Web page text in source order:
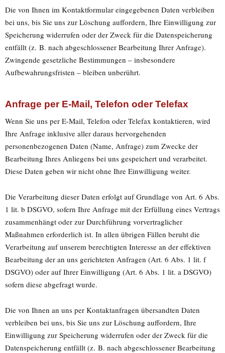
Die von Ihnen im Kontaktformular eingegebenen Daten verbleiben
bei uns, bis Sie uns zur Löschung auffordern, Ihre Einwilligung zur
Speicherung widerrufen oder der Zweck für die Datenspeicherung
entfällt (z. B. nach abgeschlossener Bearbeitung Ihrer Anfrage).
Zwingende gesetzliche Bestimmungen – insbesondere
Aufbewahrungsfristen – bleiben unberührt.
Anfrage per E-Mail, Telefon oder Telefax
Wenn Sie uns per E-Mail, Telefon oder Telefax kontaktieren, wird
Ihre Anfrage inklusive aller daraus hervorgehenden
personenbezogenen Daten (Name, Anfrage) zum Zwecke der
Bearbeitung Ihres Anliegens bei uns gespeichert und verarbeitet.
Diese Daten geben wir nicht ohne Ihre Einwilligung weiter.
Die Verarbeitung dieser Daten erfolgt auf Grundlage von Art. 6 Abs.
1 lit. b DSGVO, sofern Ihre Anfrage mit der Erfüllung eines Vertrags
zusammenhängt oder zur Durchführung vorvertraglicher
Maßnahmen erforderlich ist. In allen übrigen Fällen beruht die
Verarbeitung auf unserem berechtigten Interesse an der effektiven
Bearbeitung der an uns gerichteten Anfragen (Art. 6 Abs. 1 lit. f
DSGVO) oder auf Ihrer Einwilligung (Art. 6 Abs. 1 lit. a DSGVO)
sofern diese abgefragt wurde.
Die von Ihnen an uns per Kontaktanfragen übersandten Daten
verbleiben bei uns, bis Sie uns zur Löschung auffordern, Ihre
Einwilligung zur Speicherung widerrufen oder der Zweck für die
Datenspeicherung entfällt (z. B. nach abgeschlossener Bearbeitung